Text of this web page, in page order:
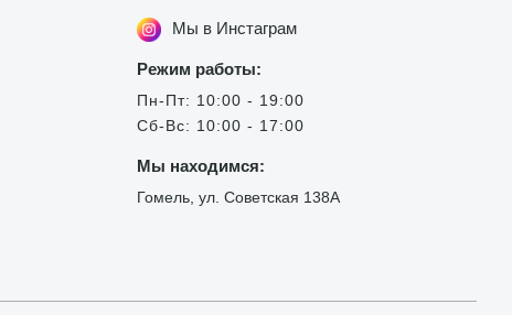
Мы в Инстаграм
Режим работы:
Пн-Пт: 10:00 - 19:00
Сб-Вс: 10:00 - 17:00
Мы находимся:
Гомель, ул. Советская 138А